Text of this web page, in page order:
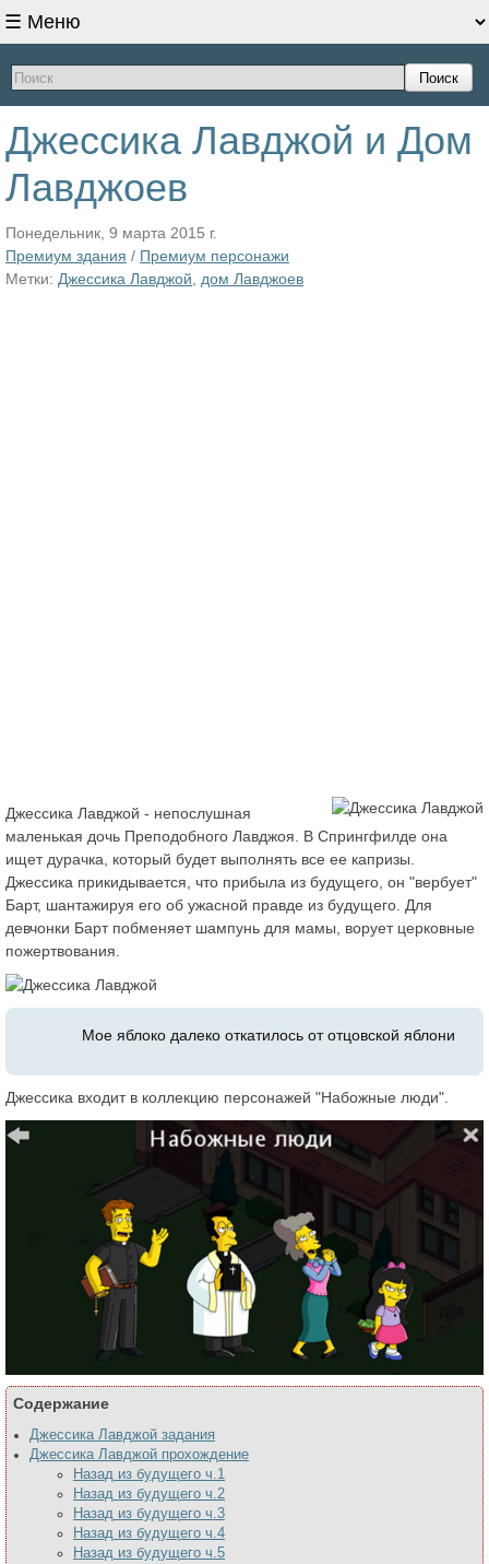
Поиск
Джессика Лавджой и Дом
Лавджоев
Понедельник, 9 марта 2015 г.
Премиум здания / Премиум персонажи
Метки: Джессика Лавджой дом Лавджоев
Джессика Лавджой - непослушная
маленькая дочь Преподобного Лавджоя. В Спрингфилде она
ищет дурачка, который будет выполнять все ее капризы.
Джессика прикидывается, что прибыла из будущего, он "вербует"
Барт, шантажируя его об ужасной правде из будущего. Для
девчонки Барт побменяет шампунь для мамы, ворует церковные
пожертвования.
Мое яблоко далеко откатилось от отцовской яблони
Джессика входит в коллекцию персонажей "Набожные люди".
Содержание
Джессика Лавджой задания
Джессика Лавджой прохождение
Назад из будущего ч.1
Назад из будущего ч.2
Назад из будущего ч.3
Назад из будущего ч.4
Назад из будущего ч.5